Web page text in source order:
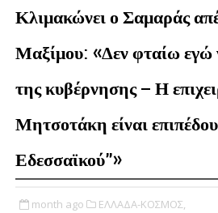
Κλιμακώνει ο Σαμαράς
Μαξίμου: «Δεν φταίω εγώ
της κυβέρνησης – Η
Μητσοτάκη είναι
Εδεσσαϊκού”»
month ago ΕΛΛΑΔΑ-ΚΟΣΜΟΣ,